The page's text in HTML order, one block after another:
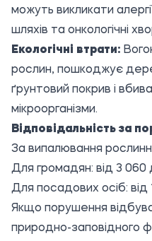
можуть викликати
шляхів та онкологічні
Екологічні втрати:
рослин, пошкоджує
ґрунтовий покрив і
мікроорганізми.
Відповідальність за
За випалювання
Для громадян: від 3 060
Для посадових осіб: від
Якщо порушення
природно-заповідного